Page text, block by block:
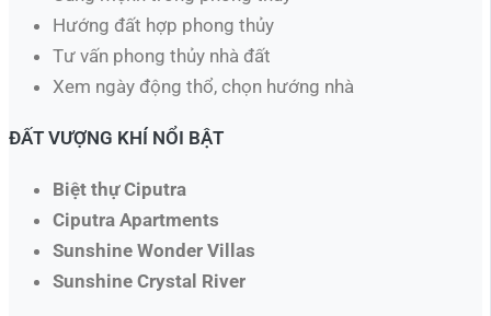
Hướng đất hợp phong thủy
Tư vấn phong thủy nhà đất
Xem ngày động thổ, chọn hướng nhà​
ĐẤT VƯỢNG KHÍ NỔI BẬT
Biệt thự Ciputra
Ciputra Apartments
Sunshine Wonder Villas
Sunshine Crystal River